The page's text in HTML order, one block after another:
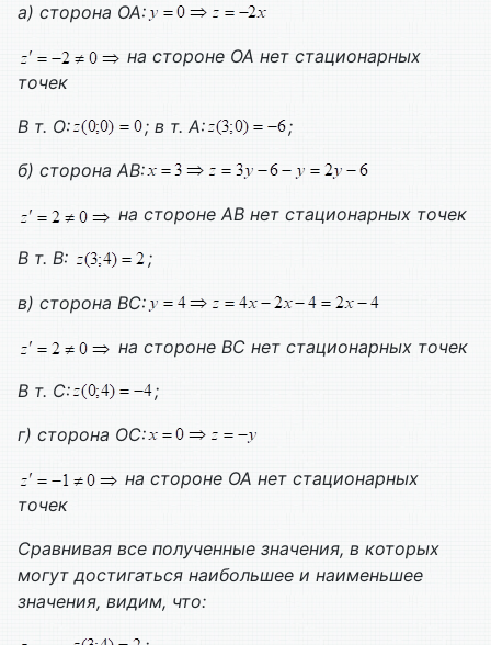
а) сторона ОА:
на стороне ОА нет стационарных
точек
В т. О:
; в т. А: ;
б) сторона АВ:
на стороне АВ нет стационарных точек
В т. В:
;
в) сторона ВС:
на стороне ВС нет стационарных точек
В т. С:
;
г) сторона ОС:
на стороне ОА нет стационарных
точек
Сравнивая все полученные значения, в которых
могут достигаться наибольшее и наименьшее
значения, видим, что: